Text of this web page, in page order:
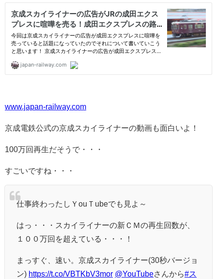
www.japan-railway.com
京成電鉄公式の京成スカイライナーの動画も面白いよ！
100万回再生だそうで・・・
すごいですね・・・
仕事終わったしＹouＴubeでも見よ～
はっ・・・スカイライナーの新ＣＭの再生回数が、
１００万回を超えている・・・！
まっすぐ、速い。京成スカイライナー(30秒バージョ
ン) https://t.co/VBTKbV3mor @YouTubeさんから#ス